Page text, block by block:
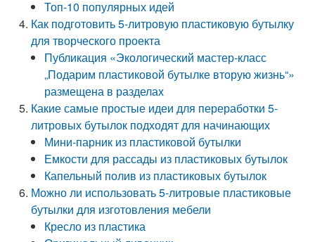
Топ-10 популярных идей
Как подготовить 5-литровую пластиковую бутылку
для творческого проекта
Публикация «Экологический мастер-класс
„Подарим пластиковой бутылке вторую жизнь“»
размещена в разделах
Какие самые простые идеи для переработки 5-
литровых бутылок подходят для начинающих
Мини-парник из пластиковой бутылки
Емкости для рассады из пластиковых бутылок
Капельный полив из пластиковых бутылок
Можно ли использовать 5-литровые пластиковые
бутылки для изготовления мебели
Кресло из пластика